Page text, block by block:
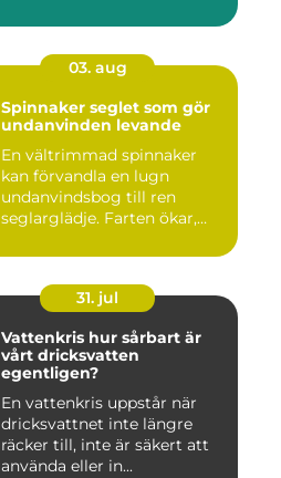
03. aug
Spinnaker seglet som gör
undanvinden levande
En vältrimmad spinnaker
kan förvandla en lugn
undanvindsbog till ren
seglarglädje. Farten ökar,
31. jul
Vattenkris hur sårbart är
vårt dricksvatten
egentligen?
En vattenkris uppstår när
dricksvattnet inte längre
räcker till, inte är säkert att
använda eller in...